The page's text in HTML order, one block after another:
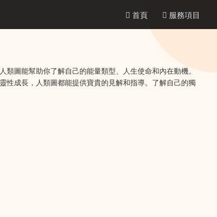
首頁 服務項目
圖能幫助你了解自己的能量類型、人生使命和內在動機。
性成長，人類圖都能提供寶貴的見解和指導。了解自己的獨